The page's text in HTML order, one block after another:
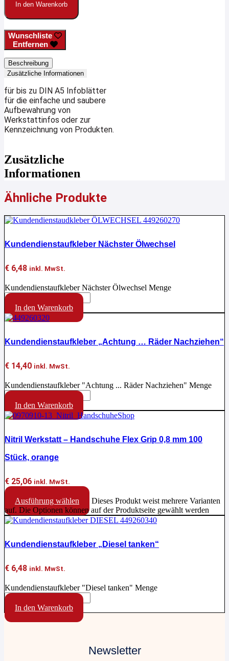
In den Warenkorb
Wunschliste
Entfernen
Beschreibung
Zusätzliche Informationen
für bis zu DIN A5 Infoblätter
für die einfache und saubere
Aufbewahrung von
Werkstattinfos oder zur
Kennzeichnung von Produkten.
Zusätzliche
Informationen
Ähnliche Produkte
Kundendienstaufkleber Nächster Ölwechsel
€ 6,48 inkl. MwSt.
Kundendienstaufkleber Nächster Ölwechsel Menge
In den Warenkorb
Kundendienstaufkleber „Achtung … Räder Nachziehen“
€ 14,40 inkl. MwSt.
Kundendienstaufkleber "Achtung ... Räder Nachziehen" Menge
In den Warenkorb
Nitril Werkstatt – Handschuhe Flex Grip 0,8 mm 100
Stück, orange
€ 25,06 inkl. MwSt.
Ausführung wählen
Dieses Produkt weist mehrere Varianten
auf. Die Optionen können auf der Produktseite gewählt werden
Kundendienstaufkleber „Diesel tanken“
€ 6,48 inkl. MwSt.
Kundendienstaufkleber "Diesel tanken" Menge
In den Warenkorb
Newsletter